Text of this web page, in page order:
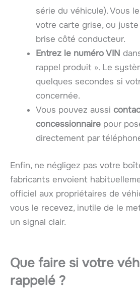
série du véhicule). Vous
votre carte grise, ou
brise côté conducteur.
Entrez le numéro VIN
rappel produit ». Le
quelques secondes si
concernée.
Vous pouvez aussi
concessionnaire pour
directement par
Enfin, ne négligez pas votre
fabricants envoient
officiel aux propriétaires de
vous le recevez, inutile de le
un signal clair.
Que faire si votre
rappelé ?